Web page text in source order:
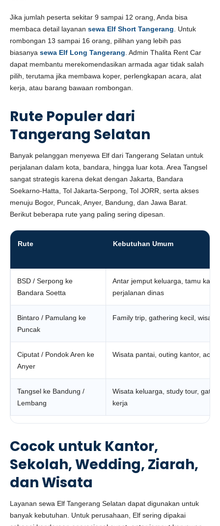
Jika jumlah peserta sekitar 9 sampai 12 orang, Anda bisa
membaca detail layanansewa Elf Short Tangerang . Untuk
rombongan 13 sampai 16 orang, pilihan yang lebih pas
biasanyasewa Elf Long Tangerang . Admin Thalita Rent Car
dapat membantu merekomendasikan armada agar tidak salah
pilih, terutama jika membawa koper, perlengkapan acara, alat
kerja, atau barang bawaan rombongan.
Rute Populer dari
Tangerang Selatan
Banyak pelanggan menyewa Elf dari Tangerang Selatan untuk
perjalanan dalam kota, bandara, hingga luar kota. Area Tangsel
sangat strategis karena dekat dengan Jakarta, Bandara
Soekarno-Hatta, Tol Jakarta-Serpong, Tol JORR, serta akses
menuju Bogor, Puncak, Anyer, Bandung, dan Jawa Barat.
Berikut beberapa rute yang paling sering dipesan.
Rute Kebutuhan Umum
BSD / Serpong ke
Bandara Soetta
Antar jemput keluarga, tamu
perjalanan dinas
Bintaro / Pamulang ke
Puncak
Family trip, gathering kecil, wisata
Ciputat / Pondok Aren ke
Anyer
Wisata pantai, outing kantor,
Tangsel ke Bandung /
Lembang
Wisata keluarga, study tour,
kerja
Cocok untuk Kantor,
Sekolah, Wedding, Ziarah,
dan Wisata
Layanan sewa Elf Tangerang Selatan dapat digunakan untuk
banyak kebutuhan. Untuk perusahaan, Elf sering dipakai